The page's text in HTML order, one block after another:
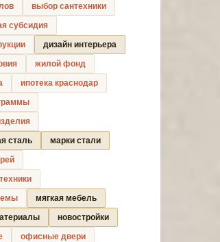
выбор сантехники
субсидия
дизайн интерьера
жилой фонд
ипотека краснодар
сталь
марки стали
мягкая мебель
новостройки
офисные двери